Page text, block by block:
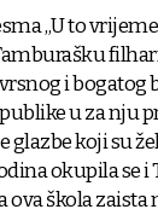
„U to
i bogatog
u za nju
glazbe koji su
okupila se
škola